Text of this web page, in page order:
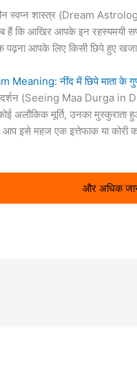
स्वप्न शास्त्र (Dream
हैं कि आखिर आपके इन रहस्यमयी
आपके लिए किसी छिपे हुए
Meaning: नींद में छिपे माता के
(Seeing Maa Durga in
कोई अलौकिक मूर्ति, उनका
इसे महज एक इत्तेफाक या कोरी
और अधिक